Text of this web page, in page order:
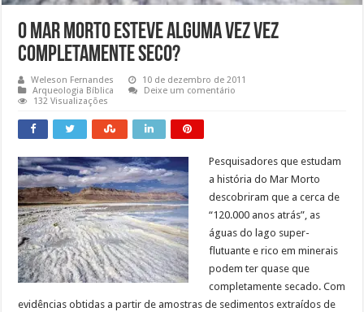
O Mar Morto esteve alguma vez vez
completamente seco?
Weleson Fernandes
10 de dezembro de 2011
Arqueologia Bíblica
Deixe um comentário
132 Visualizações
Pesquisadores que estudam
a história do Mar Morto
descobriram que a cerca de
“120.000 anos atrás”, as
águas do lago super-
flutuante e rico em minerais
podem ter quase que
completamente secado. Com
evidências obtidas a partir de amostras de sedimentos extraídos de